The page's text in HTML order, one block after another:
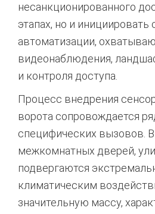
несанкционированного
этапах, но и
автоматизации,
видеонаблюдения,
и контроля доступа.
Процесс внедрения
ворота сопровождается
специфических вызовов.
межкомнатных дверей,
подвергаются
климатическим
значительную массу,